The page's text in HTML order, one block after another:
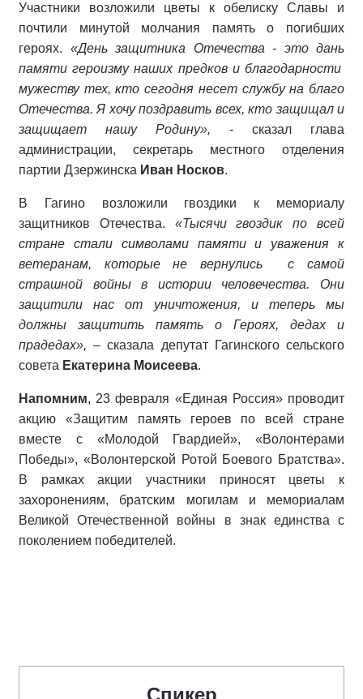
Участники возложили цветы к обелиску Славы и
почтили минутой молчания память о погибших
героях. «День защитника Отечества - это дань
памяти героизму наших предков и благодарности
мужеству тех, кто сегодня несет службу на благо
Отечества. Я хочу поздравить всех, кто защищал и
защищает нашу Родину», - сказал глава
администрации, секретарь местного отделения
партии Дзержинска Иван Носков.
В Гагино возложили гвоздики к мемориалу
защитников Отечества. «Тысячи гвоздик
по всей
стране стали символами памяти и уважения к
ветеранам, которые не вернулись
с самой
страшной войны в истории человечества. Они
защитили нас от уничтожения, и теперь мы
должны защитить память о Героях, дедах и
прадедах», – сказала депутат Гагинского сельского
совета Екатерина Моисеева.
Напомним, 23 февраля «Единая Россия» проводит
акцию «Защитим память героев по всей стране
вместе с «Молодой Гвардией», «Волонтерами
Победы», «Волонтерской Ротой Боевого Братства».
В рамках акции участники приносят цветы к
захоронениям, братским могилам и мемориалам
Великой Отечественной войны в знак единства с
поколением победителей.